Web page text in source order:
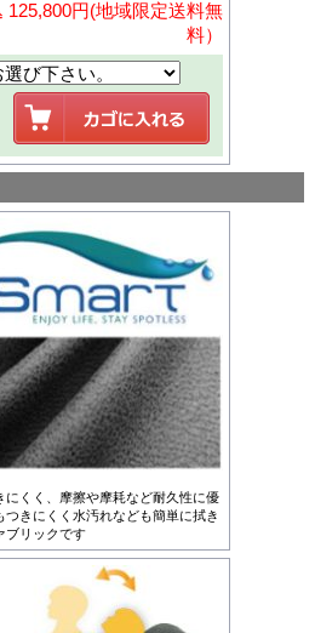
125,800円(地域限定送料無
料）
にくく、摩擦や摩耗など耐久性に優
つきにくく水汚れなども簡単に拭き
ブリックです